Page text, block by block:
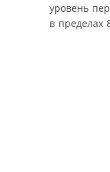
уровень
в пределах